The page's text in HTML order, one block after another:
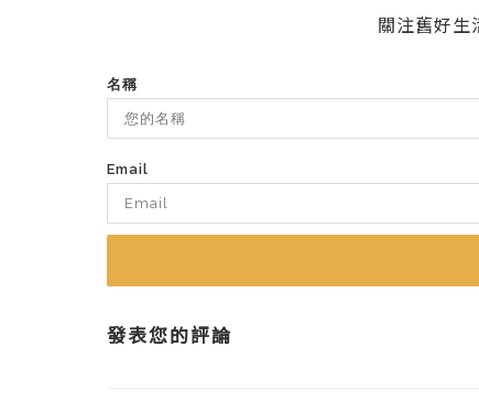
關注舊好生
名稱
Email
發表您的評論